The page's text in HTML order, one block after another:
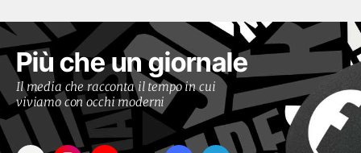
Più che un giornale
Il media che racconta il tempo in cui
viviamo con occhi moderni